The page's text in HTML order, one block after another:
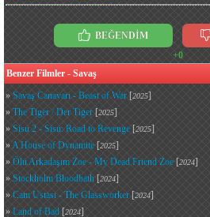
BEĞENDİM
+0
Benzer Filmler - Savaş
» Savaş Canavarı - Beast of War [2025]
» The Tiger / Der Tiger [2025]
» Sisu 2 - Sisu: Road to Revenge [2025]
»A House of Dynamite [2025]
» Ölü Arkadaşım Zoe - My Dead Friend Zoe [2024]
» Stockholm Bloodbath [2024]
» Cam Ustası - The Glassworker [2024]
» Land of Bad [2024]